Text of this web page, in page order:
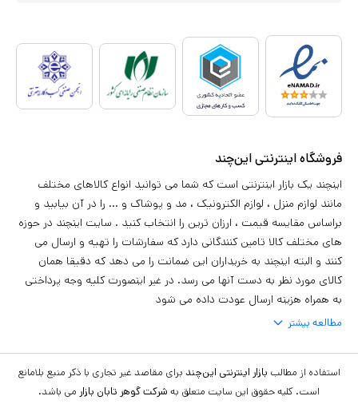
فروشگاه اینترنتی این‌چند
اینچند یک بازار اینترنتی است که شما می توانید انواع کالاهای مختلف
مانند لوازم منزل ، لوازم الکترونیک ، مد و پوشاک و ... را در آن بیابید و
براساس مقایسه قیمت ، ارزان ترین را انتخاب کنید . سایت اینچند در حوزه
های مختلف کالا تامین کنندگانی دارد که سفارشات را تهیه و ارسال می
کنند و البته اینچند به خریداران این ضمانت را می دهد که دقیقا همان
کالای مورد نظر به دست آنها می رسد. در غیر اینصورت کلیه وجه پرداختی
به همراه هزینه ارسال عودت داده می شود
مطالعه بیشتر
استفاده از مطالب بازار اینترنتی این‌چند برای مقاصد غیر تجاری با ذکر منبع بلامانع
است. کلیه حقوق این سایت متعلق به شرکت گوهر تابان بازار می باشد.